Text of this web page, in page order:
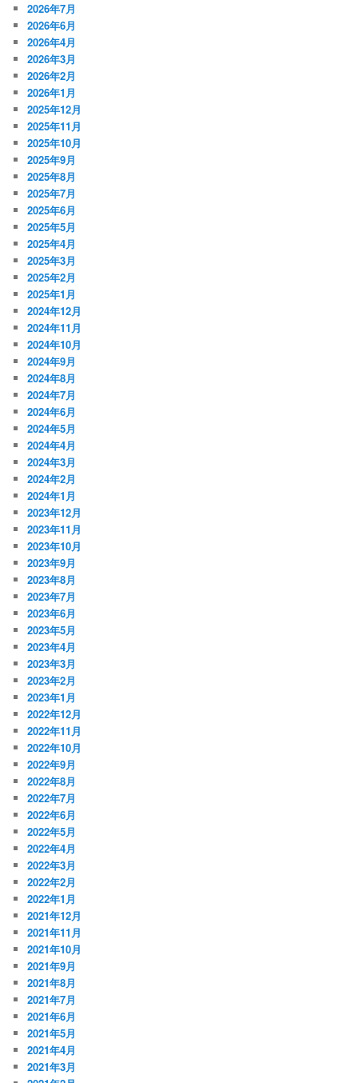
2026年7月
2026年6月
2026年4月
2026年3月
2026年2月
2026年1月
2025年12月
2025年11月
2025年10月
2025年9月
2025年8月
2025年7月
2025年6月
2025年5月
2025年4月
2025年3月
2025年2月
2025年1月
2024年12月
2024年11月
2024年10月
2024年9月
2024年8月
2024年7月
2024年6月
2024年5月
2024年4月
2024年3月
2024年2月
2024年1月
2023年12月
2023年11月
2023年10月
2023年9月
2023年8月
2023年7月
2023年6月
2023年5月
2023年4月
2023年3月
2023年2月
2023年1月
2022年12月
2022年11月
2022年10月
2022年9月
2022年8月
2022年7月
2022年6月
2022年5月
2022年4月
2022年3月
2022年2月
2022年1月
2021年12月
2021年11月
2021年10月
2021年9月
2021年8月
2021年7月
2021年6月
2021年5月
2021年4月
2021年3月